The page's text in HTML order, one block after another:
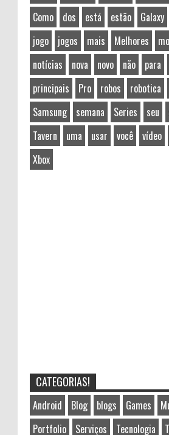
Como
dos está estão Galaxy
jogo
jogos mais Melhores
notícias
nova novo não para
principais
Pro robos robotica
Samsung
semana Series seu
Tavern
uma usar você vídeo
Xbox
CATEGORIAS!
Android Blog blogs Games
Portfolio
Serviços Tecnologia